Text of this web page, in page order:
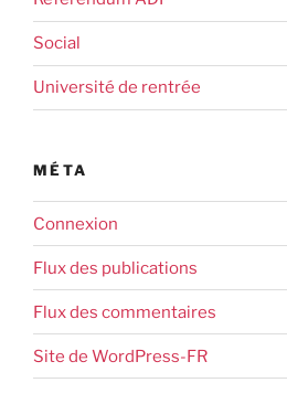
Social
Université de rentrée
MÉTA
Connexion
Flux des publications
Flux des commentaires
Site de WordPress-FR